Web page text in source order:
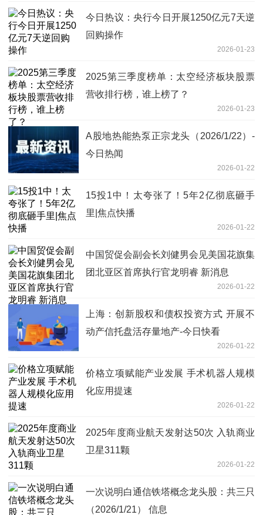
今日热议：央行今日开展1250亿元7天逆
回购操作
2026-01-23
2025第三季度榜单：太空经济板块股票
营收排行榜，谁上榜了？
2026-01-23
A股地热能热泵正宗龙头（2026/1/22）-
今日热闻
2026-01-22
15投1中！太夸张了！5年2亿彻底砸手
里|焦点快播
2026-01-22
中国贸促会副会长刘健男会见美国花旗集
团北亚区首席执行官龙明睿 新消息
2026-01-22
上海：创新股权和债权投资方式 开展不
动产信托盘活存量地产-今日快看
2026-01-22
价格立项赋能产业发展 手术机器人规模
化应用提速
2026-01-22
2025年度商业航天发射达50次 入轨商业
卫星311颗
2026-01-22
一次说明白通信铁塔概念龙头股：共三只
（2026/1/21） 信息